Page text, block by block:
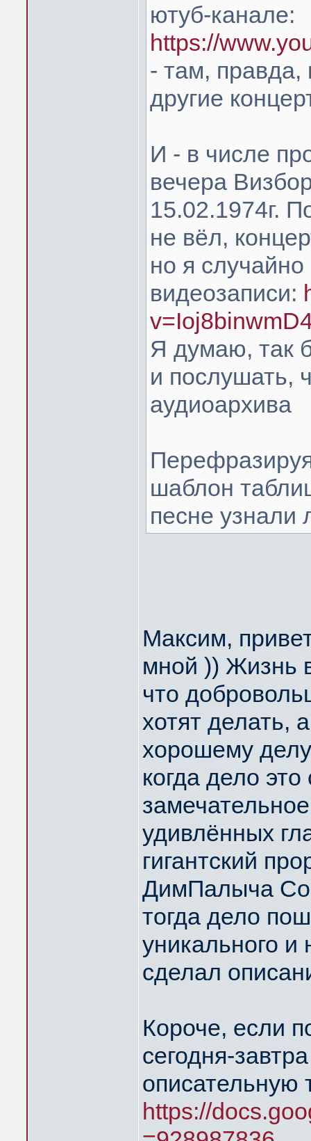
ютуб-канале:
https://
- там, правда,
другие
И - в числе
вечера
15.02.1974г.
не вёл,
но я случайно
видеозаписи:
Я думаю, так
и послушать,
аудиоархива
шаблон
песне
Максим,
мной )) Жизнь
что
хотят делать,
хорошему
когда дело
удивлённых
гигантский
ДимПалыча
тогда дело
уникального и
сделал
Короче, если
сегодня-
описательную
https://